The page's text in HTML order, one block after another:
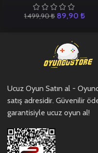
1.499,90₺ 89,90 ₺
Ucuz Oyun Satın al -
satış adresidir. Güvenilir
garantisiyle ucuz oyun al!